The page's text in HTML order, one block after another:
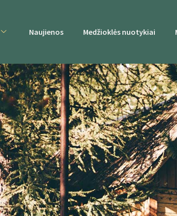
Naujienos Medžioklės nuotykiai